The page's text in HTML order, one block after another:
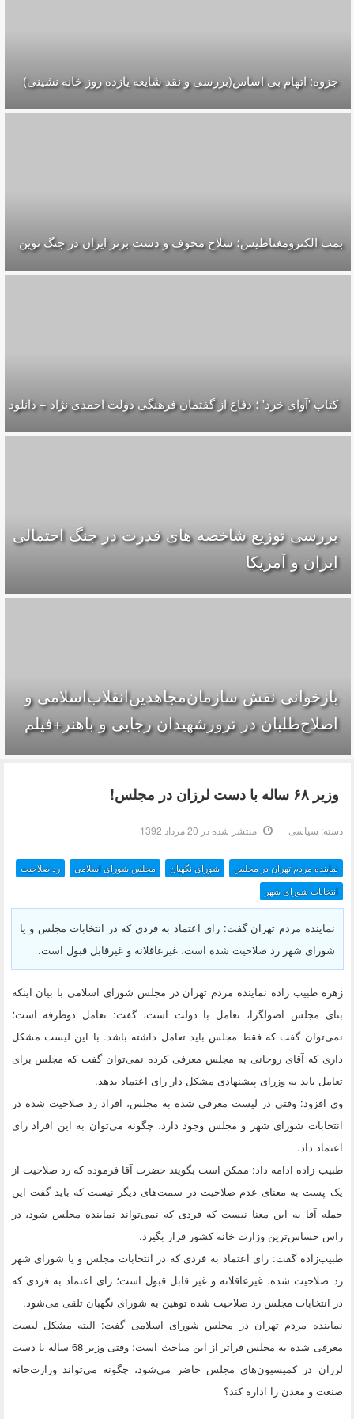
جزوه: اتهام بی اساس(بررسی و نقد شایعه یازده روز خانه نشینی)
بمب الکترومغناطیس؛ سلاح مخوف و دست برتر ایران در جنگ نوین
کتاب 'آوای خرد' ؛ دفاع از گفتمان فرهنگی دولت احمدی نژاد + دانلود
بررسی توزیع شاخصه های قدرت در جنگ احتمالی
ایران و آمریکا
بازخوانی نقش سازمان‌مجاهدین‌انقلاب‌اسلامی و
اصلاح‌طلبان در ترورشهیدان رجایی و باهنر+فیلم
وزیر ۶۸ ساله با دست لرزان در مجلس!
دسته: سیاسی منتشر شده در 20 مرداد 1392
نماینده مردم تهران در مجلس شورای نگهبان
مجلس شورای اسلامی
انتخابات شورای شهر
رد صلاحیت
نماینده مردم تهران گفت: رای اعتماد به فردی که در انتخابات مجلس و یا
شورای شهر رد صلاحیت شده‌ است، غیرعاقلانه و غیرقابل قبول است.
زهره طبیب زاده نماینده مردم تهران در مجلس شورای اسلامی با بیان اینکه
بنای مجلس اصولگرا، تعامل با دولت است، گفت: تعامل دوطرفه است؛
نمی‌توان گفت که فقط مجلس باید تعامل داشته باشد. با این لیست مشکل
داری که آقای روحانی به مجلس معرفی کرده نمی‌توان گفت که مجلس برای
تعامل باید به وزرای پیشنهادی مشکل دار رای اعتماد بدهد.
وی افزود: وقتی در لیست معرفی شده به مجلس، افراد رد صلاحیت شده در
انتخابات شورای شهر و مجلس وجود دارد، چگونه می‌توان به این افراد رای
اعتماد داد.
طبیب زاده ادامه داد: ممکن است بگویند حضرت آقا فرموده که رد صلاحیت از
یک پست به معنای عدم صلاحیت در سمت‌های دیگر نیست که باید گفت این
جمله آقا به این معنا نیست که فردی که نمی‌تواند نماینده مجلس شود، در
راس حساس‌ترین وزارت خانه کشور قرار بگیرد.
طبیب‌زاده گفت: رای اعتماد به فردی که در انتخابات مجلس و یا شورای شهر
رد صلاحیت شده‌، غیرعاقلانه و غیر قابل قبول است؛ رای اعتماد به فردی که
در انتخابات مجلس رد صلاحیت شده توهین به شورای نگهبان تلقی می‌شود.
نماینده مردم تهران در مجلس شورای اسلامی گفت: البته مشکل لیست
معرفی شده به مجلس فراتر از این مباحث است؛ وقتی وزیر 68 ساله با دست
لرزان در کمیسیون‌های مجلس حاضر می‌شود، چگونه می‌تواند وزارت‌خانه
صنعت و معدن را اداره کند؟